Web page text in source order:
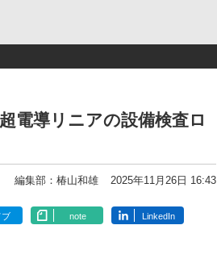
電導リニアの設備検査ロ
編集部：椿山和雄 2025年11月26日 16:43
ブ note LinkedIn